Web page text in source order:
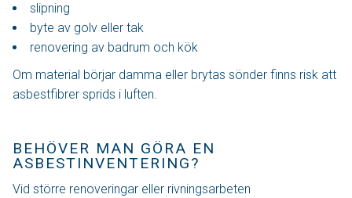
slipning
byte av golv eller tak
renovering av badrum och kök
Om material börjar damma eller brytas sönder finns risk att
asbestfibrer sprids i luften.
BEHÖVER MAN GÖRA EN
ASBESTINVENTERING?
Vid större renoveringar eller rivningsarbeten